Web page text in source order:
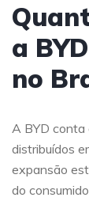
a
no
A BYD conta
distribuídos
expansão
do